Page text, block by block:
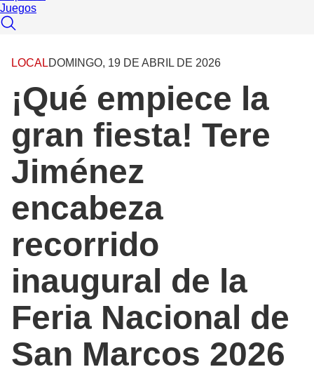
Juegos
LOCALDOMINGO, 19 DE ABRIL DE 2026
¡Qué empiece la
gran fiesta! Tere
Jiménez
encabeza
recorrido
inaugural de la
Feria Nacional de
San Marcos 2026